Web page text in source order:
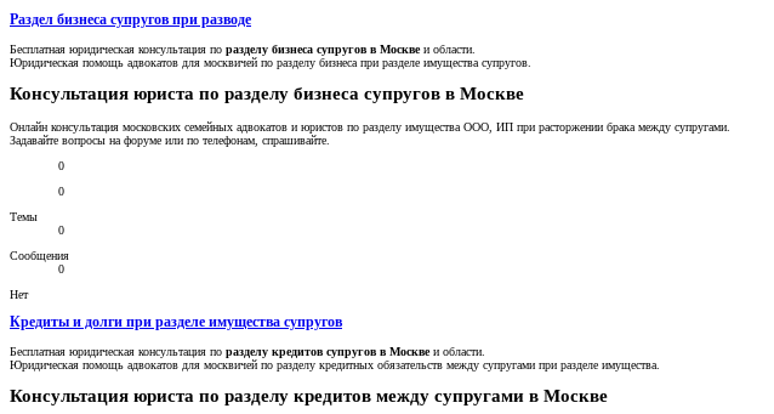
Раздел бизнеса супругов при разводе
Бесплатная юридическая консультация по разделу бизнеса супругов в Москвеи области.
Юридическая помощь адвокатов для москвичей по разделу бизнеса при разделе имущества супругов.
Консультация юриста по разделу бизнеса супругов в Москве
Онлайн консультация московских семейных адвокатов и юристов по разделу имущества ООО, ИП при расторжении брака между супругами.
Задавайте вопросы на форуме или по телефонам, спрашивайте.
0
0
Темы
0
Сообщения
0
Нет
Кредиты и долги при разделе имущества супругов
Бесплатная юридическая консультация по разделу кредитов супругов в Москвеи области.
Юридическая помощь адвокатов для москвичей по разделу кредитных обязательств между супругами при разделе имущества.
Консультация юриста по разделу кредитов между супругами в Москве